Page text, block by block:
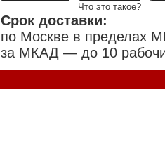
Что это такое?
Срок доставки:
по Москве в пределах
за МКАД — до 10